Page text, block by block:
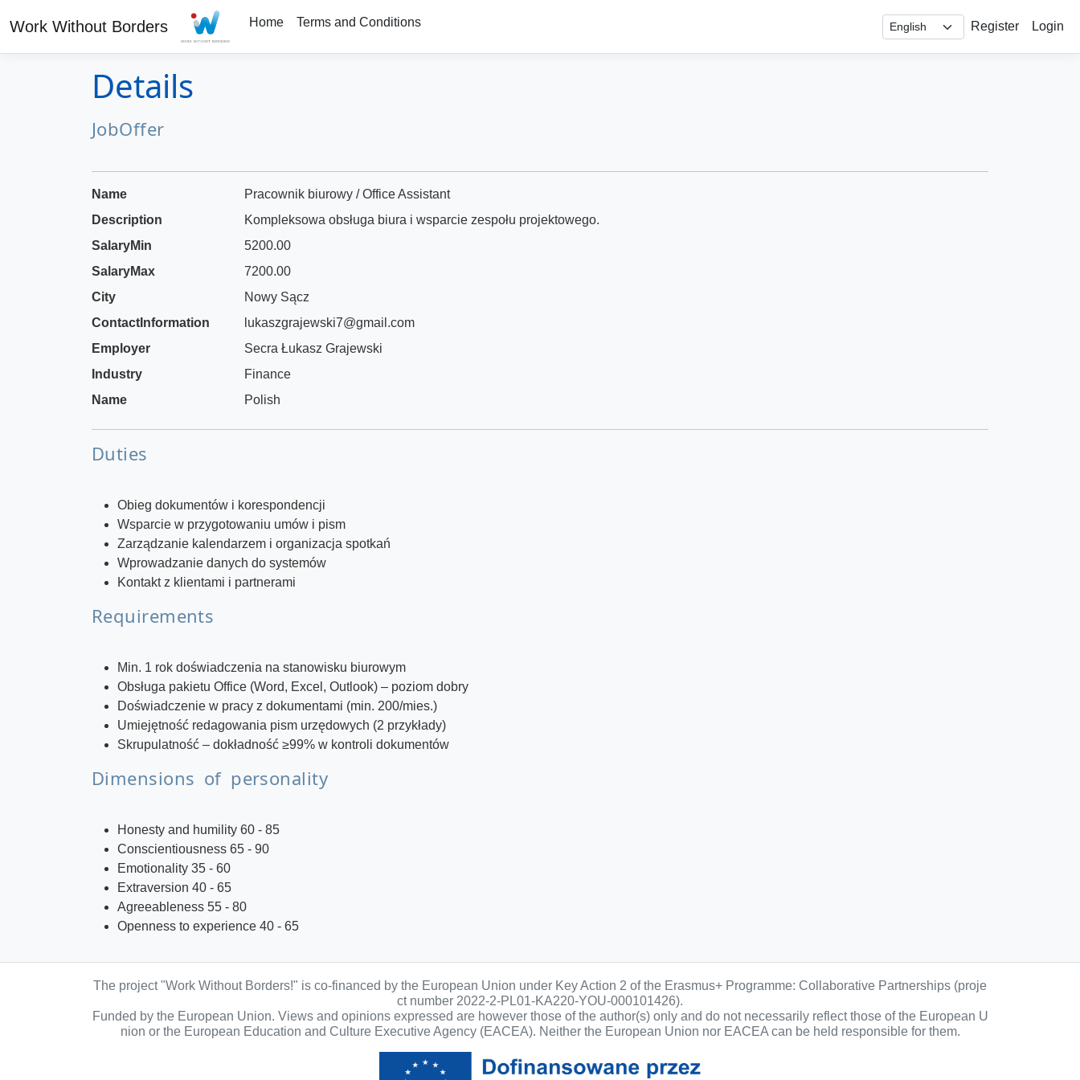
Work Without Borders Home Terms and Conditions Register Login
Details
JobOffer
Name
Pracownik biurowy / Office Assistant
Description
Kompleksowa obsługa biura i wsparcie zespołu projektowego.
SalaryMin
5200.00
SalaryMax
7200.00
City
Nowy Sącz
ContactInformation
lukaszgrajewski7@gmail.com
Employer
Secra Łukasz Grajewski
Industry
Finance
Name
Polish
Duties
Obieg dokumentów i korespondencji
Wsparcie w przygotowaniu umów i pism
Zarządzanie kalendarzem i organizacja spotkań
Wprowadzanie danych do systemów
Kontakt z klientami i partnerami
Requirements
Min. 1 rok doświadczenia na stanowisku biurowym
Obsługa pakietu Office (Word, Excel, Outlook) – poziom dobry
Doświadczenie w pracy z dokumentami (min. 200/mies.)
Umiejętność redagowania pism urzędowych (2 przykłady)
Skrupulatność – dokładność ≥99% w kontroli dokumentów
Dimensions of personality
Honesty and humility 60 - 85
Conscientiousness 65 - 90
Emotionality 35 - 60
Extraversion 40 - 65
Agreeableness 55 - 80
Openness to experience 40 - 65
The project "Work Without Borders!" is co-financed by the European Union under Key Action 2 of the Erasmus+ Programme: Collaborative Partnerships (proje
ct number 2022-2-PL01-KA220-YOU-000101426).
Funded by the European Union. Views and opinions expressed are however those of the author(s) only and do not necessarily reflect those of the European U